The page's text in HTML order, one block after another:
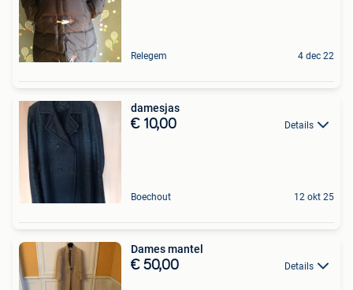
Relegem 4 dec 22
damesjas
€ 10,00 Details
Boechout 12 okt 25
Dames mantel
€ 50,00 Details